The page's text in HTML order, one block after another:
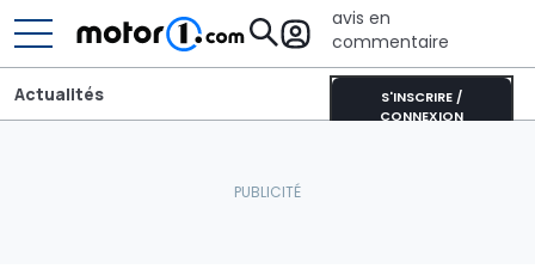
avis en
commentaire
S'INSCRIRE /
CONNEXION
Actualités